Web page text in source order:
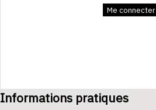
Me connecter
Informations pratiques